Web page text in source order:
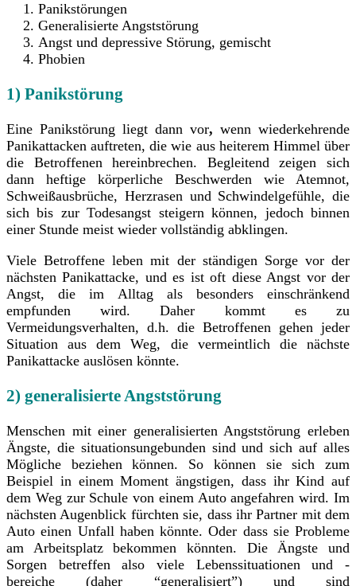
Panikstörungen
Generalisierte Angststörung
Angst und depressive Störung, gemischt
Phobien
1) Panikstörung
Eine Panikstörung liegt dann vor, wenn wiederkehrende
Panikattacken auftreten, die wie aus heiterem Himmel über
die Betroffenen hereinbrechen. Begleitend zeigen sich
dann heftige körperliche Beschwerden wie Atemnot,
Schweißausbrüche, Herzrasen und Schwindelgefühle, die
sich bis zur Todesangst steigern können, jedoch binnen
einer Stunde meist wieder vollständig abklingen.
Viele Betroffene leben mit der ständigen Sorge vor der
nächsten Panikattacke, und es ist oft diese Angst vor der
Angst, die im Alltag als besonders einschränkend
empfunden wird. Daher kommt es zu
Vermeidungsverhalten, d.h. die Betroffenen gehen jeder
Situation aus dem Weg, die vermeintlich die nächste
Panikattacke auslösen könnte.
2) generalisierte Angststörung
Menschen mit einer generalisierten Angststörung erleben
Ängste, die situationsungebunden sind und sich auf alles
Mögliche beziehen können. So können sie sich zum
Beispiel in einem Moment ängstigen, dass ihr Kind auf
dem Weg zur Schule von einem Auto angefahren wird. Im
nächsten Augenblick fürchten sie, dass ihr Partner mit dem
Auto einen Unfall haben könnte. Oder dass sie Probleme
am Arbeitsplatz bekommen könnten. Die Ängste und
Sorgen betreffen also viele Lebenssituationen und -
bereiche (daher “generalisiert”) und sind